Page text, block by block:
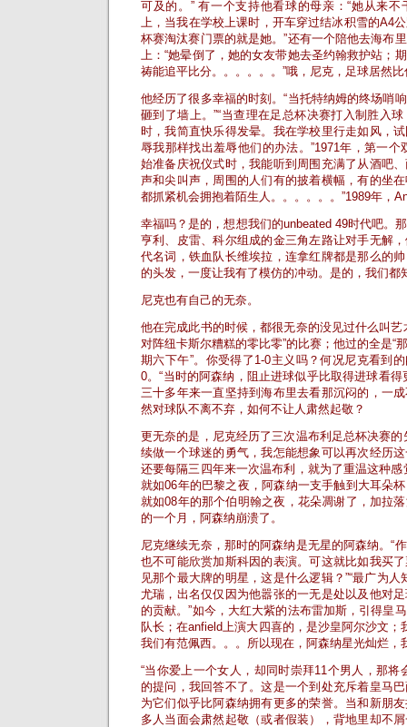
可及的。” 有一个支持他看球的母亲：“她从来
上，当我在学校上课时，开车穿过结冰积雪的A4
杯赛淘汰赛门票的就是她。”还有一个陪他去海布
上：“她晕倒了，她的女友带她去圣约翰救护站；
祷能追平比分。。。。。。”哦，尼克，足球居然
他经历了很多幸福的时刻。“当托特纳姆的终场哨
砸到了墙上。”“当查理在足总杯决赛打入制胜入
时，我简直快乐得发晕。我在学校里行走如风，
辱我那样找出羞辱他们的办法。”1971年，第一个
始准备庆祝仪式时，我能听到周围充满了从酒吧
声和尖叫声，周围的人们有的披着横幅，有的坐
都抓紧机会拥抱着陌生人。。。。。。”1989年，
幸福吗？是的，想想我们的unbeated 49时代吧。
亨利、皮雷、科尔组成的金三角左路让对手无解
代名词，铁血队长维埃拉，连拿红牌都是那么的
的头发，一度让我有了模仿的冲动。是的，我们都
尼克也有自己的无奈。
他在完成此书的时候，都很无奈的没见过什么叫艺
对阵纽卡斯尔糟糕的零比零”的比赛；他过的全是“
期六下午”。你受得了1-0主义吗？何况尼克看到
0。“当时的阿森纳，阻止进球似乎比取得进球看
三十多年来一直坚持到海布里去看那沉闷的，一
然对球队不离不弃，如何不让人肃然起敬？
更无奈的是，尼克经历了三次温布利足总杯决赛的
续做一个球迷的勇气，我怎能想象可以再次经历
还要每隔三四年来一次温布利，就为了重温这种感
就如06年的巴黎之夜，阿森纳一支手触到大耳朵
就如08年的那个伯明翰之夜，花朵凋谢了，加拉
的一个月，阿森纳崩溃了。
尼克继续无奈，那时的阿森纳是无星的阿森纳。“
也不可能欣赏加斯科因的表演。可这就比如我买
见那个最大牌的明星，这是什么逻辑？”“最广为
尤瑞，出名仅仅因为他嚣张的一无是处以及他对
的贡献。”如今，大红大紫的法布雷加斯，引得皇
队长；在anfield上演大四喜的，是沙皇阿尔沙文；
我们有范佩西。。。所以现在，阿森纳星光灿烂，
“当你爱上一个女人，却同时崇拜11个男人，那将
的提问，我回答不了。这是一个到处充斥着皇马
为它们似乎比阿森纳拥有更多的荣誉。当和新朋
多人当面会肃然起敬（或者假装），背地里却不